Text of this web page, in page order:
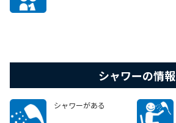
シャワーの情報
シャワーがある